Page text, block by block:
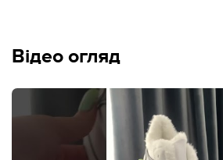
Відео огляд